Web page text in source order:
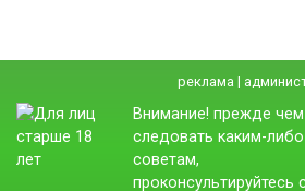
реклама |
Внимание! прежде чем
следовать каким-либо
советам,
проконсультируйтесь